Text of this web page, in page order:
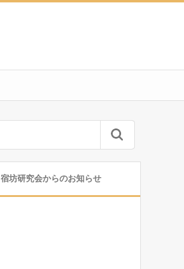
宿坊研究会からのお知らせ